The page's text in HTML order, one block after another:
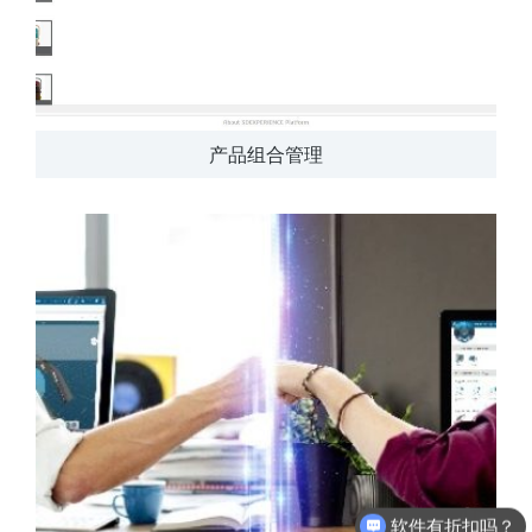
产品组合管理
软件有折扣吗？